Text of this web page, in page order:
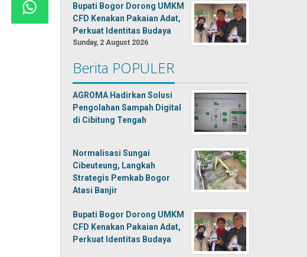
Bupati Bogor Dorong UMKM
CFD Kenakan Pakaian Adat,
Perkuat Identitas Budaya
Sunday, 2 August 2026
Berita POPULER
AGROMA Hadirkan Solusi
Pengolahan Sampah Digital
di Cibitung Tengah
Normalisasi Sungai
Cibeuteung, Langkah
Strategis Pemkab Bogor
Atasi Banjir
Bupati Bogor Dorong UMKM
CFD Kenakan Pakaian Adat,
Perkuat Identitas Budaya